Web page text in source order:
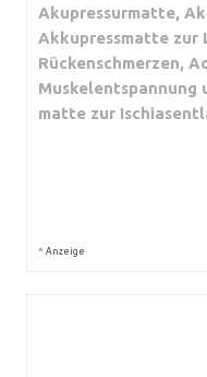
Akupressurmatte,
Akkupressmatte zur
Rückenschmerzen,
Muskelentspannung
matte zur
* Anzeige